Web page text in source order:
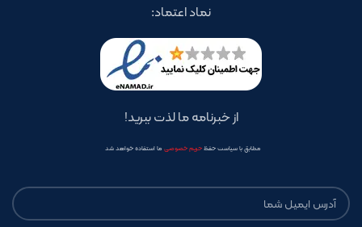
نماد اعتماد:
از خبرنامه ما لذت ببرید!
مطابق با سیاست حفظحریم خصوصی ما استفاده خواهد شد